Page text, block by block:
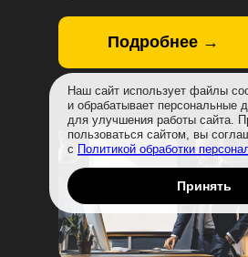
Подробнее →
Принять
Наш сайт использует файлы
и обрабатывает персональные
для улучшения работы сайта.
пользоваться сайтом, вы
с Политикой обработки